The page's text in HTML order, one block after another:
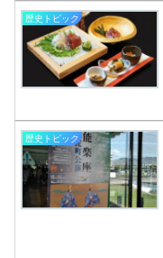
歴史トピック
歴史トピック